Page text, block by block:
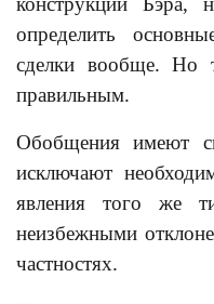
определить
сделки вообще. Но
правильным.
Обобщения имеют
исключают
явления того же
неизбежными
частностях.